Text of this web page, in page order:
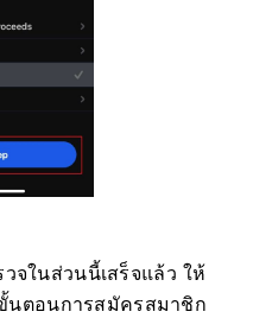
จในส่วนนี้เสร็จแล้ว ให้
นตอนการสมัครสมาชิก